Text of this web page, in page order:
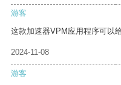
游客
这款加速器VPM应用程序可以
2024-11-08
游客